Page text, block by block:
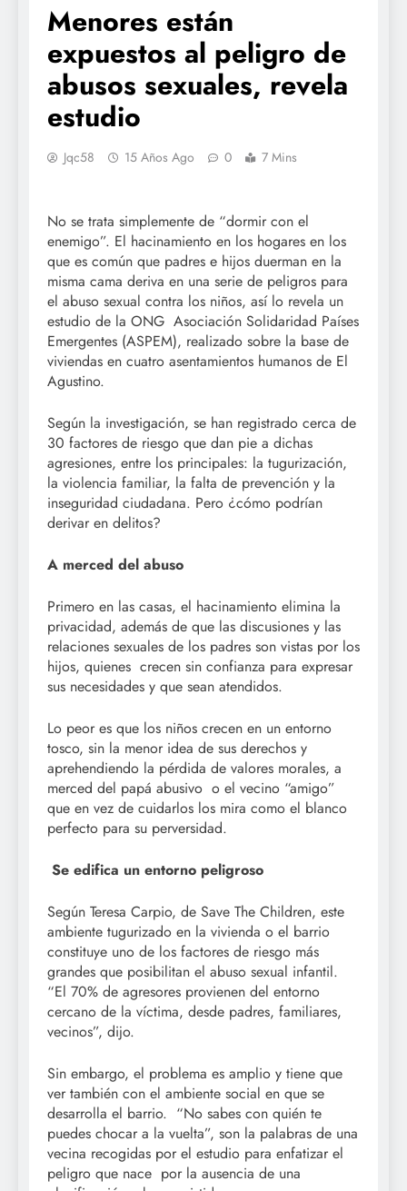
Menores están
expuestos al peligro de
abusos sexuales, revela
estudio
Jqc58 15 Años Ago 0 7 Mins
No se trata simplemente de “dormir con el
enemigo”. El hacinamiento en los hogares en los
que es común que padres e hijos duerman en la
misma cama deriva en una serie de peligros para
el abuso sexual contra los niños, así lo revela un
estudio de la ONG Asociación Solidaridad Países
Emergentes (ASPEM), realizado sobre la base de
viviendas en cuatro asentamientos humanos de El
Agustino.
Según la investigación, se han registrado cerca de
30 factores de riesgo que dan pie a dichas
agresiones, entre los principales: la tugurización,
la violencia familiar, la falta de prevención y la
inseguridad ciudadana. Pero ¿cómo podrían
derivar en delitos?
A merced del abuso
Primero en las casas, el hacinamiento elimina la
privacidad, además de que las discusiones y las
relaciones sexuales de los padres son vistas por los
hijos, quienes crecen sin confianza para expresar
sus necesidades y que sean atendidos.
Lo peor es que los niños crecen en un entorno
tosco, sin la menor idea de sus derechos y
aprehendiendo la pérdida de valores morales, a
merced del papá abusivo o el vecino “amigo”
que en vez de cuidarlos los mira como el blanco
perfecto para su perversidad.
Se edifica un entorno peligroso
Según Teresa Carpio, de Save The Children, este
ambiente tugurizado en la vivienda o el barrio
constituye uno de los factores de riesgo más
grandes que posibilitan el abuso sexual infantil.
“El 70% de agresores provienen del entorno
cercano de la víctima, desde padres, familiares,
vecinos”, dijo.
Sin embargo, el problema es amplio y tiene que
ver también con el ambiente social en que se
desarrolla el barrio. “No sabes con quién te
puedes chocar a la vuelta”, son la palabras de una
vecina recogidas por el estudio para enfatizar el
peligro que nace por la ausencia de una